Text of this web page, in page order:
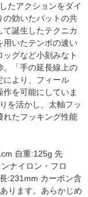
たアクションをダイ
の効いたバットの共
誕生したテクニカ
用いたテンポの速い
グなど小刻みなト
。「手の延長線上の
により、フィール
作を可能にしていま
を活かし、太軸フッ
れたフッキング性能
自重:125g 先
ナイロン・フロ
:231mm カーボン含
ります。あらかじめ